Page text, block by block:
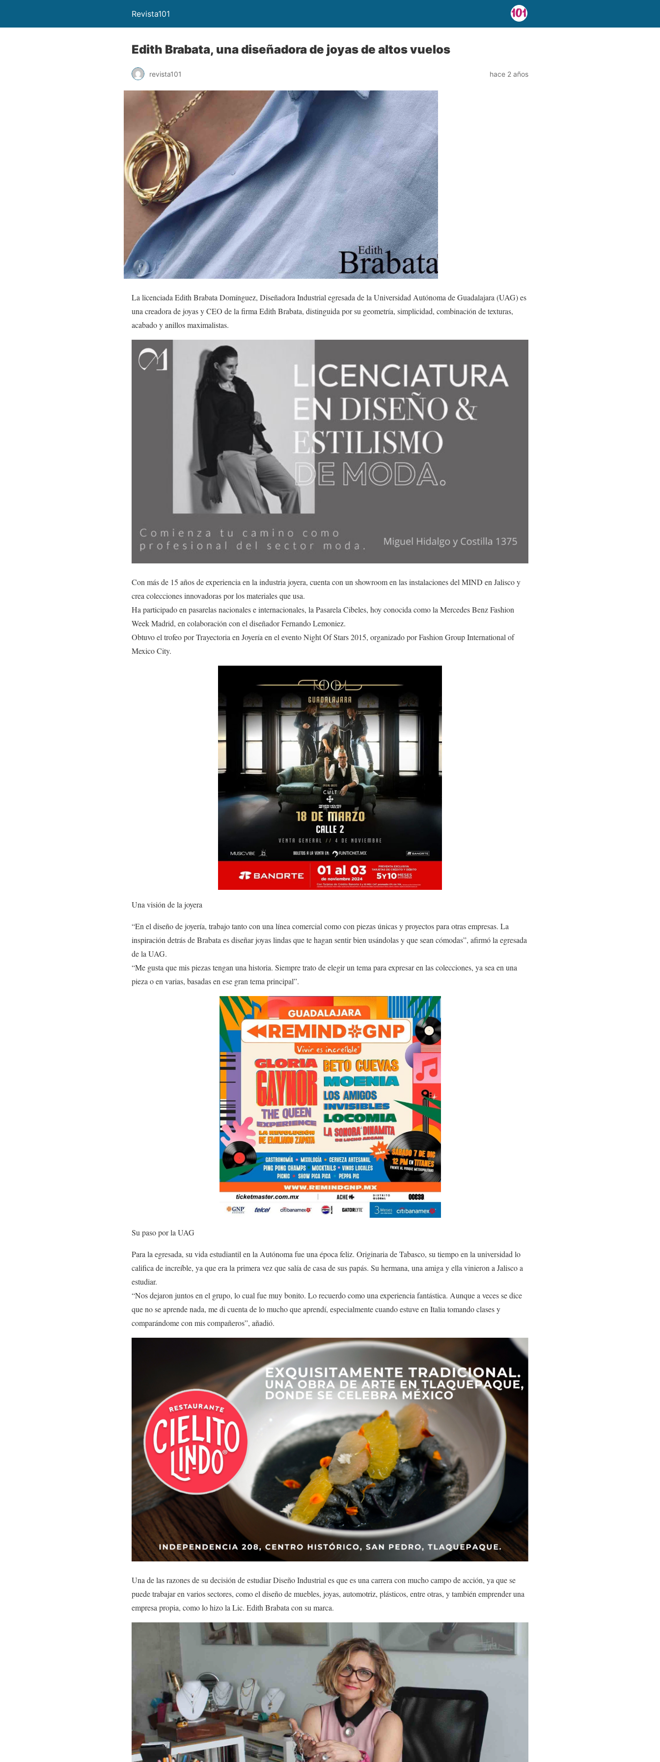
Revista101
Edith Brabata, una diseñadora de joyas de altos vuelos
revista101 hace 2 años
La licenciada Edith Brabata Domínguez, Diseñadora Industrial egresada de la Universidad Autónoma de Guadalajara (UAG) es
una creadora de joyas y CEO de la firma Edith Brabata, distinguida por su geometría, simplicidad, combinación de texturas,
acabado y anillos maximalistas.
Con más de 15 años de experiencia en la industria joyera, cuenta con un showroom en las instalaciones del MIND en Jalisco y
crea colecciones innovadoras por los materiales que usa.
Ha participado en pasarelas nacionales e internacionales, la Pasarela Cibeles, hoy conocida como la Mercedes Benz Fashion
Week Madrid, en colaboración con el diseñador Fernando Lemoniez.
Obtuvo el trofeo por Trayectoria en Joyería en el evento Night Of Stars 2015, organizado por Fashion Group International of
Mexico City.
Una visión de la joyera
“En el diseño de joyería, trabajo tanto con una línea comercial como con piezas únicas y proyectos para otras empresas. La
inspiración detrás de Brabata es diseñar joyas lindas que te hagan sentir bien usándolas y que sean cómodas”, afirmó la egresada
de la UAG.
“Me gusta que mis piezas tengan una historia. Siempre trato de elegir un tema para expresar en las colecciones, ya sea en una
pieza o en varias, basadas en ese gran tema principal”.
Su paso por la UAG
Para la egresada, su vida estudiantil en la Autónoma fue una época feliz. Originaria de Tabasco, su tiempo en la universidad lo
califica de increíble, ya que era la primera vez que salía de casa de sus papás. Su hermana, una amiga y ella vinieron a Jalisco a
estudiar.
“Nos dejaron juntos en el grupo, lo cual fue muy bonito. Lo recuerdo como una experiencia fantástica. Aunque a veces se dice
que no se aprende nada, me di cuenta de lo mucho que aprendí, especialmente cuando estuve en Italia tomando clases y
comparándome con mis compañeros”, añadió.
Una de las razones de su decisión de estudiar Diseño Industrial es que es una carrera con mucho campo de acción, ya que se
puede trabajar en varios sectores, como el diseño de muebles, joyas, automotriz, plásticos, entre otras, y también emprender una
empresa propia, como lo hizo la Lic. Edith Brabata con su marca.